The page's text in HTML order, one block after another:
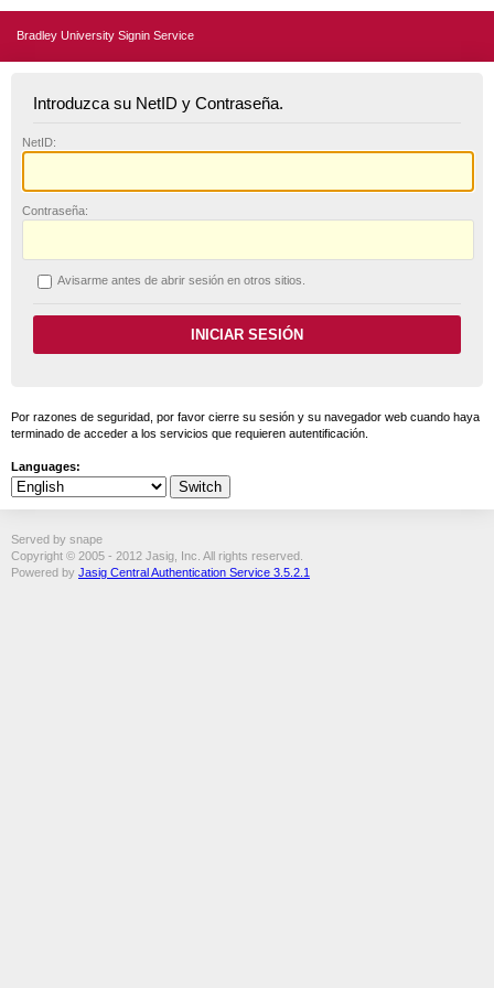
Bradley University Signin Service
Introduzca su NetID y Contraseña.
NetID:
Contraseña:
Avisarme antes de abrir sesión en otros sitios.
Por razones de seguridad, por favor cierre su sesión y su navegador web cuando haya
terminado de acceder a los servicios que requieren autentificación.
Languages:
Served by snape
Copyright © 2005 - 2012 Jasig, Inc. All rights reserved.
Powered by Jasig Central Authentication Service 3.5.2.1